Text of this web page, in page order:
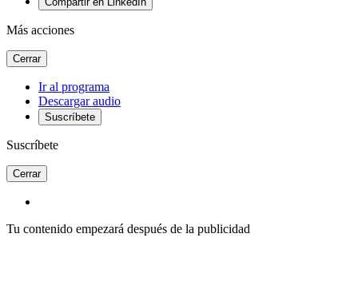
Más acciones
Cerrar
Ir al programa
Descargar audio
Suscríbete
Suscríbete
Cerrar
Tu contenido empezará después de la publicidad